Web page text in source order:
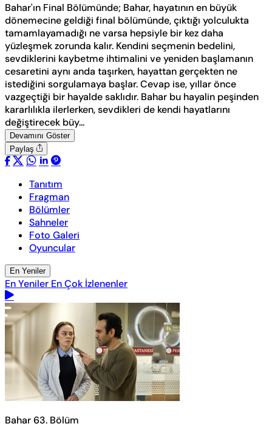
Bahar'ın Final Bölümünde; Bahar, hayatının en büyük
dönemecine geldiği final bölümünde, çıktığı yolculukta
tamamlayamadığı ne varsa hepsiyle bir kez daha
yüzleşmek zorunda kalır. Kendini seçmenin bedelini,
sevdiklerini kaybetme ihtimalini ve yeniden başlamanın
cesaretini aynı anda taşırken, hayattan gerçekten ne
istediğini sorgulamaya başlar. Cevap ise, yıllar önce
vazgeçtiği bir hayalde saklıdır. Bahar bu hayalin peşinden
kararlılıkla ilerlerken, sevdikleri de kendi hayatlarını
değiştirecek büy...
Devamını Göster
Paylaş
Tanıtım
Fragman
Bölümler
Sahneler
Foto Galeri
Oyuncular
En Yeniler
En Yeniler En Çok İzlenenler
Bahar 63. Bölüm